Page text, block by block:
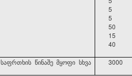
5
5
50
15
40
საფრთხის წინაშე მყოფი სხვა
3000